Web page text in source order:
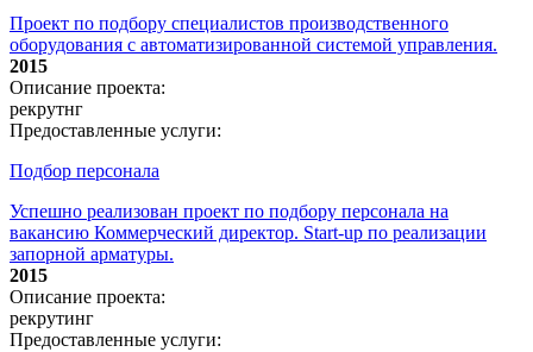
Проект по подбору специалистов производственного
оборудования с автоматизированной системой управления.
2015
Описание проекта:
рекрутнг
Предоставленные услуги:
Подбор персонала
Успешно реализован проект по подбору персонала на
вакансию Коммерческий директор. Start-up по реализации
запорной арматуры.
2015
Описание проекта:
рекрутинг
Предоставленные услуги: